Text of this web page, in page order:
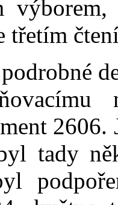
třetím
2606.
tady